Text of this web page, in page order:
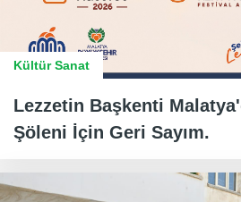
Kültür Sanat
Lezzetin Başkenti
Şöleni İçin Geri Sayım.